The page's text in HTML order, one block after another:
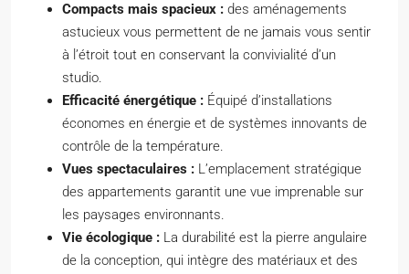
Compacts mais spacieux : des aménagements
astucieux vous permettent de ne jamais vous sentir
à l’étroit tout en conservant la convivialité d’un
studio.
Efficacité énergétique : Équipé d’installations
économes en énergie et de systèmes innovants de
contrôle de la température.
Vues spectaculaires : L’emplacement stratégique
des appartements garantit une vue imprenable sur
les paysages environnants.
Vie écologique : La durabilité est la pierre angulaire
de la conception, qui intègre des matériaux et des